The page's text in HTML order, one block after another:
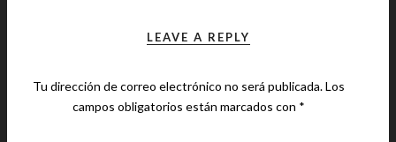
LEAVE A REPLY
Tu dirección de correo electrónico no será publicada.Los
campos obligatorios están marcados con *